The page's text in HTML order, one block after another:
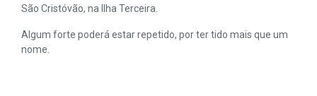
São Cristóvão, na Ilha Terceira.
Algum forte poderá estar repetido, por ter tido mais que um
nome.